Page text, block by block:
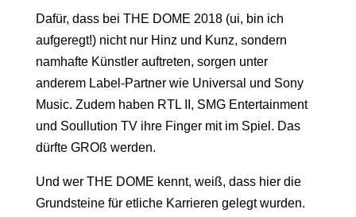
Dafür, dass bei THE DOME 2018 (ui, bin ich
aufgeregt!) nicht nur Hinz und Kunz, sondern
namhafte Künstler auftreten, sorgen unter
anderem Label-Partner wie Universal und Sony
Music. Zudem haben RTL II, SMG Entertainment
und Soullution TV ihre Finger mit im Spiel. Das
dürfte GROß werden.
Und wer THE DOME kennt, weiß, dass hier die
Grundsteine für etliche Karrieren gelegt wurden.